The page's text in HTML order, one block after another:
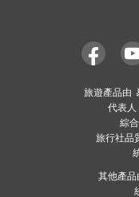
旅遊產品由
代表
綜
旅行社品
其他產